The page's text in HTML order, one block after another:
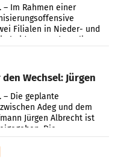
– Im Rahmen einer
Filialen in Nieder- und
beiden Standorte liegen
Wechsel: Jürgen
1.1.2027 auf Adeg
– Die geplante
Adeg und dem
Jürgen Albrecht ist
Die
und der